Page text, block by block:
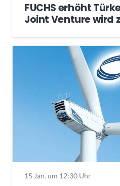
FUCHS erhöht
Joint Venture wird
15 Jan. um 12:30 Uhr